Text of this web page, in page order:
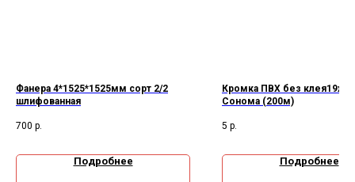
Фанера 4*1525*1525мм сорт 2/2
шлифованная
700 р.
Подробнее
Кромка ПВХ без
Сонома (200м)
5 р.
Подробнее